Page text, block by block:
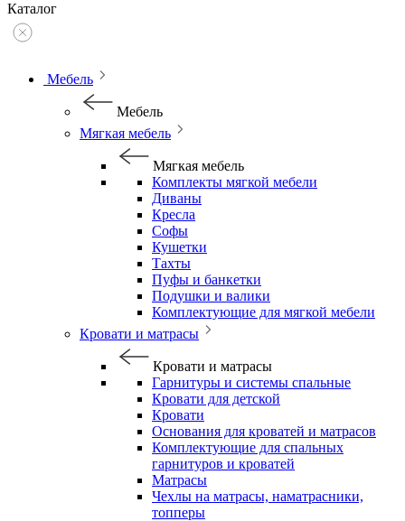
Каталог
Мебель
Мебель
Мягкая мебель
Мягкая мебель
Комплекты мягкой мебели
Диваны
Кресла
Софы
Кушетки
Тахты
Пуфы и банкетки
Подушки и валики
Комплектующие для мягкой мебели
Кровати и матрасы
Кровати и матрасы
Гарнитуры и системы спальные
Кровати для детской
Кровати
Основания для кроватей и матрасов
Комплектующие для спальных
гарнитуров и кроватей
Матрасы
Чехлы на матрасы, наматрасники,
топперы